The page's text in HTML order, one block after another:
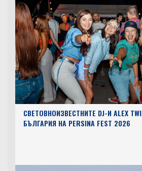
СВЕТОВНОИЗВЕСТНИТЕ DJ-И ALEX
БЪЛГАРИЯ НА PERSINA FEST 2026